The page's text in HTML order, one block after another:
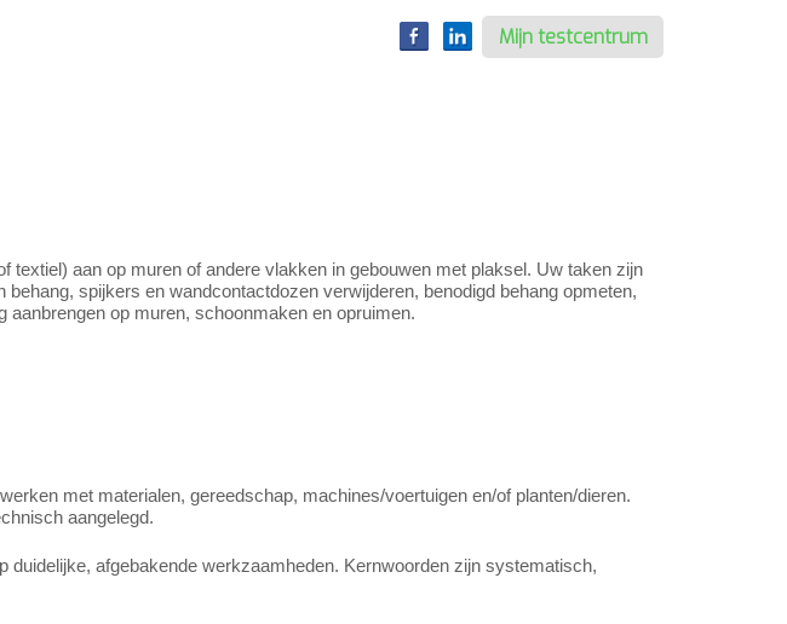
Mijn testcentrum
textiel) aan op muren of andere vlakken in gebouwen met plaksel. Uw taken zijn
spijkers en wandcontactdozen verwijderen, benodigd behang opmeten,
aanbrengen op muren, schoonmaken en opruimen.
met materialen, gereedschap, machines/voertuigen en/of planten/dieren.
aangelegd.
duidelijke, afgebakende werkzaamheden. Kernwoorden zijn systematisch,